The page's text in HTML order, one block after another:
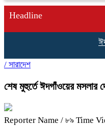
Headline
/ সারাদেশ
শেষ মুহুর্তে ঈদগাঁওয়ের মসলার
Reporter Name / ৮৯ Time